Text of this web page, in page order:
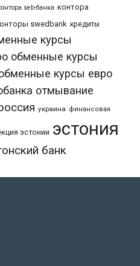
seb-банка контора
swedbank кредиты
курсы
обменные курсы
курсы евро
отмывание
украина финансовая
эстонии эстония
банк